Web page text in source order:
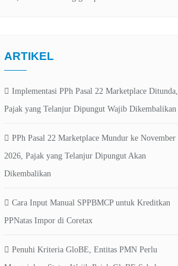
ARTIKEL
Implementasi PPh Pasal 22 Marketplace Ditunda,
Pajak yang Telanjur Dipungut Wajib Dikembalikan
PPh Pasal 22 Marketplace Mundur ke November
2026, Pajak yang Telanjur Dipungut Akan
Dikembalikan
Cara Input Manual SPPBMCP untuk Kreditkan
PPNatas Impor di Coretax
Penuhi Kriteria GloBE, Entitas PMN Perlu